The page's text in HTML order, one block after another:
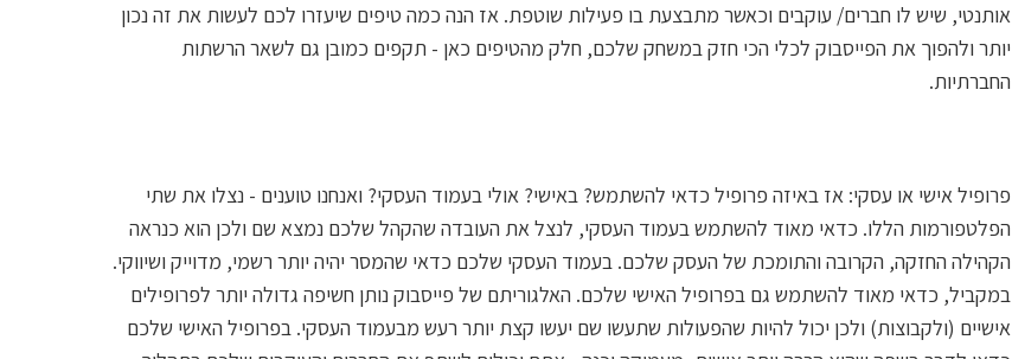
אותנטי, שיש לו חברים/ עוקבים וכאשר מתבצעת בו פעילות שוטפת. אז הנה כמה טיפים שיעזרו לכם לעשות את זה נכון
יותר ולהפוך את הפייסבוק לכלי הכי חזק במשחק שלכם, חלק מהטיפים כאן - תקפים כמובן גם לשאר הרשתות
החברתיות.
פרופיל אישי או עסקי: אז באיזה פרופיל כדאי להשתמש? באישי? אולי בעמוד העסקי? ואנחנו טוענים - נצלו את שתי
הפלטפורמות הללו. כדאי מאוד להשתמש בעמוד העסקי, לנצל את העובדה שהקהל שלכם נמצא שם ולכן הוא כנראה
הקהילה החזקה, הקרובה והתומכת של העסק שלכם. בעמוד העסקי שלכם כדאי שהמסר יהיה יותר רשמי, מדוייק ושיווקי.
במקביל, כדאי מאוד להשתמש גם בפרופיל האישי שלכם. האלגוריתם של פייסבוק נותן חשיפה גדולה יותר לפרופילים
אישיים (ולקבוצות) ולכן יכול להיות שהפעולות שתעשו שם יעשו קצת יותר רעש מבעמוד העסקי. בפרופיל האישי שלכם